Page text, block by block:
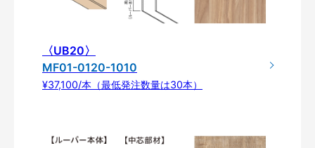
〈UB20〉
MF01-0120-1010
¥37,100/本（最低発注数量は30本）